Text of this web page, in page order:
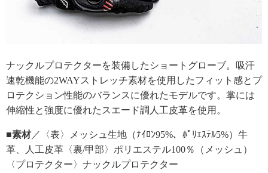
ナックルプロテクターを装備したショートグローブ。吸汗
速乾機能の2WAYストレッチ素材を使用したフィット感とプ
ロテクション性能のバランスに優れたモデルです。掌には
伸縮性と強度に優れたスエード調人工皮革を使用。
■素材／〈表〉メッシュ生地（ﾅｲﾛﾝ95%、ﾎﾟﾘｴｽﾃﾙ5%）牛
革、人工皮革〈裏/甲部〉ポリエステル100％（メッシュ）
〈プロテクター〉ナックルプロテクター